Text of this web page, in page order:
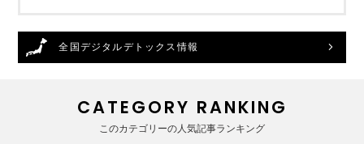
全国デジタルデトックス情報
CATEGORY RANKING
このカテゴリーの人気記事ランキング